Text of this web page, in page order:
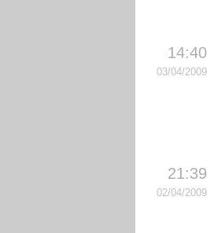
14:40
03/04/2009
21:39
02/04/2009